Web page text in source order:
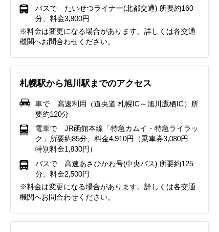
寒対策を万全にすることをおすすめします。
イベント・観光
旭山動物園冬期開園、あさひかわ街あかりイルミネーション、ス
トが多い時期ですが、寒さ対策をしっかりして楽しい旅行を
満喫しましょう。
イベント・観光
イベント・観光
層雲峡温泉氷瀑まつり、あさひかわ街あかりイルミネーション、
どんと焼き（各神社）、ペンギンの散歩（旭山動物園）、スキ
ましょう。
イベント・観光
旭川冬まつり、層雲峡温泉氷瀑まつり、氷彫刻世界大会、あさひ
ル、
スキー・スノボー、スノーアクティビティ
イベント・観光
層雲峡温泉氷瀑まつり、バーサーロペット・ジャパン、あさひか
わ街あかりイルミネーション、ペンギンの散歩（旭山動物園）、
イベント・観光
旭山動物園夏期開園、桜まつり（各地）、北海道内最大級のカタ
クリの群落が見頃、スキー・スノボー、北海道ガーデン街道の庭
桜まつり（各地）、いちご狩り、ツツジ見頃、こいのぼりイベン
ト（各地）、
ィバル、旭川ミュージックウィーク、ASAHIKAWA DESIGN
シーズン、いちご狩り、
永山屯田まつり、層雲峡温泉峡谷火まつり、旭川まちなか地酒ま
つり、層雲峡ランタンフェス、北竜町ひまわりまつり、登山シー
ズン、いちご狩り、
バスで たいせつライナー(北都交通) 所要約160
分、料金3,800円
※料金は変更になる場合があります。詳しくは各交通
機関へお問合わせください。
札幌駅から旭川駅までのアクセス
車で 高速利用（道央道 札幌IC～旭川鷹栖IC）所
要約120分
電車で JR函館本線「特急カムイ・特急ライラッ
ク」所要約85分、料金4,910円（乗車券3,080円
特別料金1,830円）
バスで 高速あさひかわ号(中央バス) 所要約125
分、料金2,500円
※料金は変更になる場合があります。詳しくは各交通
機関へお問合わせください。